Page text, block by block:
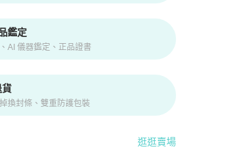
鑑定
AI 儀器鑑定、正品證書
貨
換封條、雙重防護包裝
家
逛逛賣場